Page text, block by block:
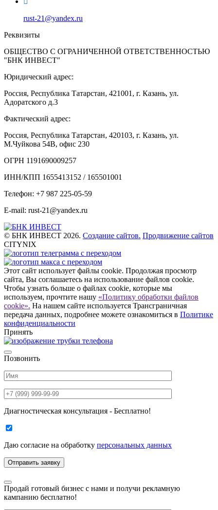
rust-21@yandex.ru
Реквизиты
ОБЩЕСТВО С ОГРАНИЧЕННОЙ ОТВЕТСТВЕННОСТЬЮ
"БНК ИНВЕСТ"
Юридический адрес:
Россия, Республика Татарстан, 421001, г. Казань, ул.
Адоратского д.3
Фактический адрес:
Россия, Республика Татарстан, 420103, г. Казань, ул.
М.Чуйкова 54В, офис 230
ОГРН 1191690009257
ИНН/КПП 1655413152 / 165501001
Телефон: +7 987 225-05-59
E-mail: rust-21@yandex.ru
© БНК ИНВЕСТ 2026. Создание сайтов. Продвижение сайтов
CITYNIX
Этот сайт использует файлы cookie. Продолжая просмотр
сайта, Вы соглашаетесь на использование файлов cookie.
Чтобы узнать больше о файлах cookie, которые мы
используем, прочтите нашу «Политику обработки файлов
cookie». На нашем сайте используется Трансграничная
передача данных, подробнее можете ознакомиться в Политике
конфиденциальности
Принять
Позвонить
Диагностическая консультация - Бесплатно!
Даю согласие на обработку персональных данных
Продай готовый бизнес с нами и получи рекламную
кампанию бесплатно!